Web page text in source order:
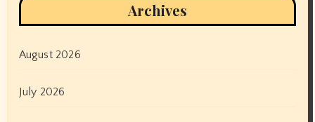
Archives
August 2026
July 2026